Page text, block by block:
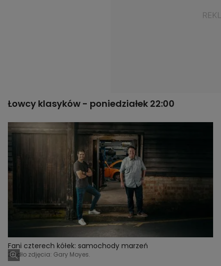
Łowcy klasyków - poniedziałek 22:00
Fani czterech kółek: samochody marzeń
Źródło zdjęcia: Gary Moyes.